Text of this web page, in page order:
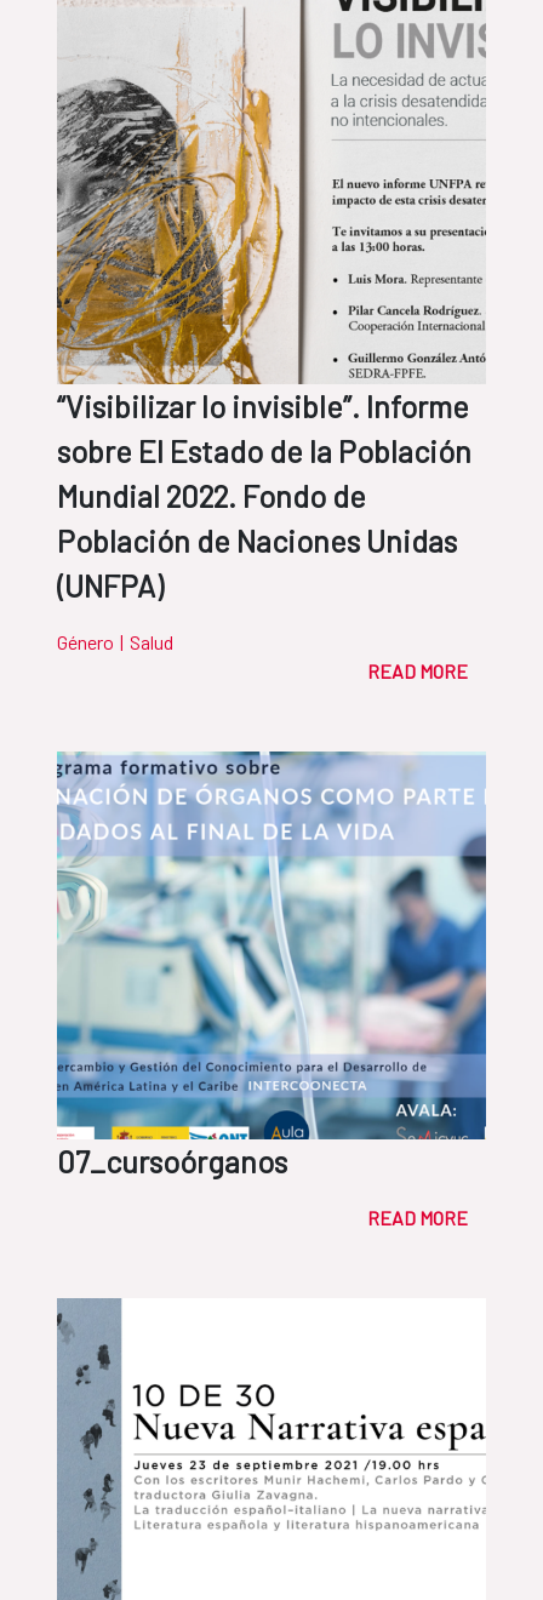
“Visibilizar lo invisible”. Informe
sobre El Estado de la Población
Mundial 2022. Fondo de
Población de Naciones Unidas
(UNFPA)
Género | Salud
READ MORE
07_cursoórganos
READ MORE